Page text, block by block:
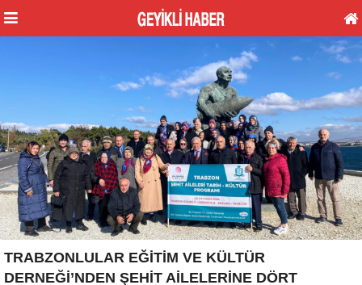
TRABZONLULAR EĞİTİM VE KÜLTÜR
DERNEĞİ’NDEN ŞEHİT AİLELERİNE DÖRT